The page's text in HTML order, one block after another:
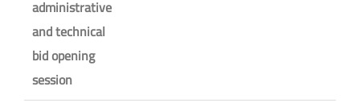
administrative
and technical
bid opening
session